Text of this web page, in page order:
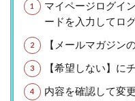
マイページログイ
ードを入力してロ
【メールマガジン
【希望しない】に
内容を確認して変